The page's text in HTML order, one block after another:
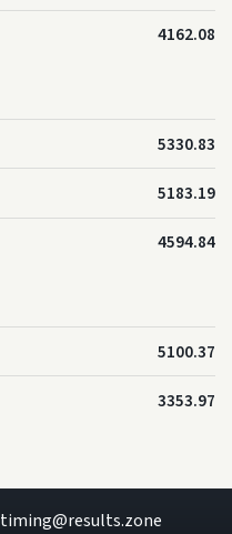
4162.08
5330.83
5183.19
4594.84
5100.37
3353.97
timing@results.zone